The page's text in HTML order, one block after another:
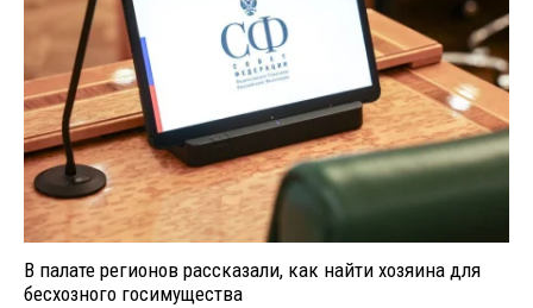
В палате регионов рассказали, как найти хозяина для
бесхозного госимущества